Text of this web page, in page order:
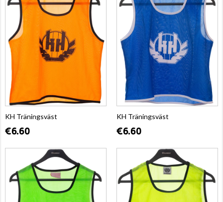
KH Träningsväst
€6.60
KH Träningsväst
€6.60